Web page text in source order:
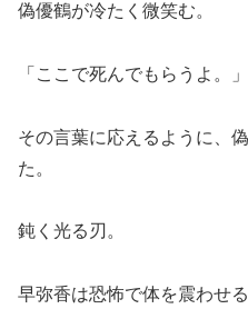
偽優鶴が冷たく微笑む。
「ここで死んでもらうよ。」
その言葉に応えるように、
た。
鈍く光る刃。
早弥香は恐怖で体を震わせる